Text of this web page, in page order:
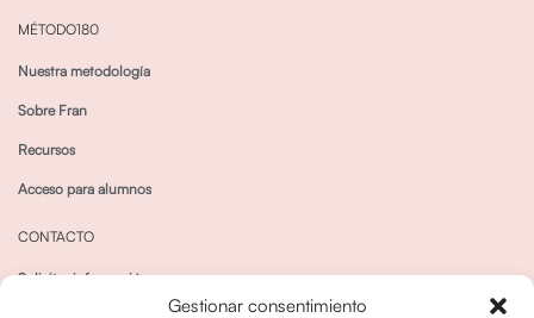
Gestionar consentimiento
MÉTODO180
Nuestra metodología
Sobre Fran
Recursos
Acceso para alumnos
CONTACTO
Solicitar información